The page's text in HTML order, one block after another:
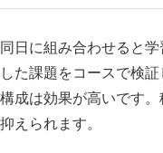
日に組み合わせると学
た課題をコースで検
成は効果が高いです
えられます。